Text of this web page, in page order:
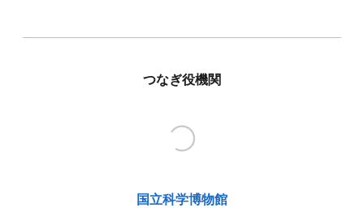
つなぎ役機関
国立科学博物館